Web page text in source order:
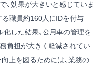
、効果が大きいと感じていま
る職員約160人にIDを付与
化した結果、公用車の管理を
負担が大きく軽減されてい
上を図るためには、業務の